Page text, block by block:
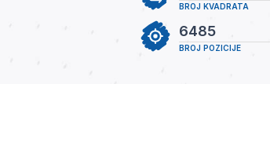
BROJ KVADRATA
BROJ POZICIJE
6485